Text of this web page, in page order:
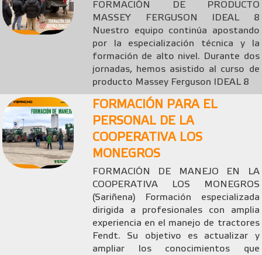
FORMACIÓN DE PRODUCTO
MASSEY FERGUSON IDEAL 8
Nuestro equipo continúa apostando
por la especialización técnica y la
formación de alto nivel. Durante dos
jornadas, hemos asistido al curso de
producto Massey Ferguson IDEAL 8
FORMACIÓN PARA EL
PERSONAL DE LA
COOPERATIVA LOS
MONEGROS
FORMACIÓN DE MANEJO EN LA
COOPERATIVA LOS MONEGROS
(Sariñena) Formación especializada
dirigida a profesionales con amplia
experiencia en el manejo de tractores
Fendt. Su objetivo es actualizar y
ampliar los conocimientos que